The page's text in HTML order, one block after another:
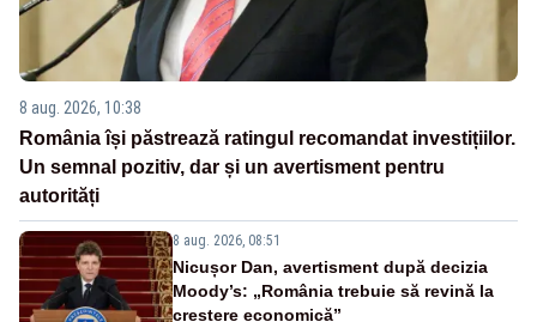
8 aug. 2026, 10:38
România își păstrează ratingul recomandat investițiilor.
Un semnal pozitiv, dar și un avertisment pentru
autorități
8 aug. 2026, 08:51
Nicușor Dan, avertisment după decizia
Moody’s: „România trebuie să revină la
creștere economică”